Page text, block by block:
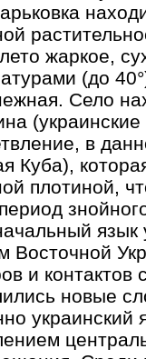
жаркое,
(до
Село
в
Куба),
плотиной,
язык
Восточной
и контактов
новые
украинский